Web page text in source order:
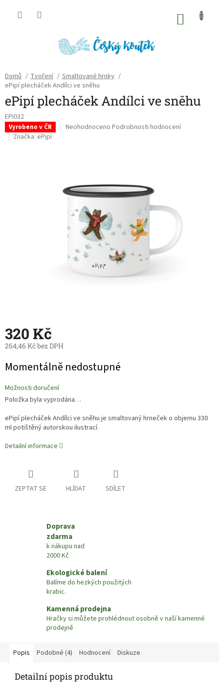
Domů / Tvoření / Smaltované hrnky /
ePipí plecháček Andílci ve sněhu
ePipí plecháček Andílci ve sněhu
EPI032
Vyrobeno v ČR
Průměrné
hvězdiček.
Neohodnoceno Podrobnosti hodnocení
Značka: ePipí
320 Kč
264,46 Kč bez DPH
cena:
Momentálně nedostupné
Možnosti doručení
Položka byla vyprodána…
ePipí plecháček Andílci ve sněhu je smaltovaný hrneček o objemu 330
ml potištěný autorskou ilustrací.
Detailní informace
ZEPTAT SE HLÍDAT SDÍLET
Doprava
zdarma
k nákupu nad
2000 Kč
Ekologické balení
Balíme do hezkých použitých
krabic.
Kamenná prodejna
Hračky si můžete prohlédnout osobně v naší kamenné
prodejně
Popis Podobné (4) Hodnocení Diskuze
Detailní popis produktu